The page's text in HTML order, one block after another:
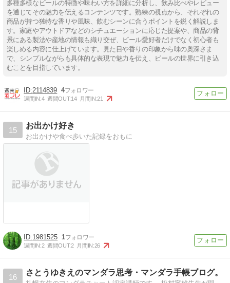
多種多様なビールの特徴や味わい方を詳細に分析し、飲み比べやレビュー
を通じてその魅力を伝えるコンテンツです。熟練の視点から、それぞれの
商品が持つ独特な香りや風味、飲むシーンに合うポイントを鋭く解説しま
す。家庭やアウトドアなどのシチュエーションに応じた提案や、商品の背
景にある製法や産地の情報も織り交ぜ、ビール愛好者だけでなく初心者も
楽しめる内容に仕上げています。見た目や香りの印象から味の奥深さま
で、シンプルながらも具体的な表現で魅力を伝え、ビールの世界に引き込
むことを目指しています。
2114839 4
週間IN:4 週間OUT:14 月間IN:21
15
お出かけ好き
お出かけや食べ歩いた記録をおもに
1981525 1
週間IN:2 週間OUT:2 月間IN:26
16
さとうゆきえのマンダラ思考・マンダラ手帳ブログ。